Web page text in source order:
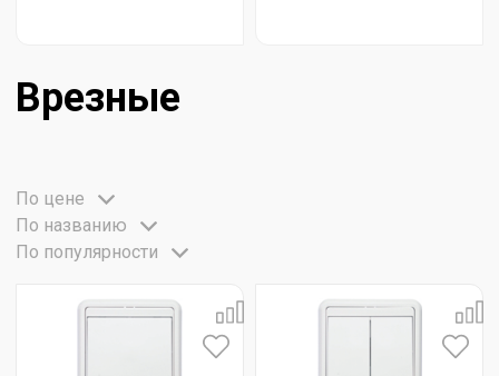
Врезные
По цене
По названию
По популярности